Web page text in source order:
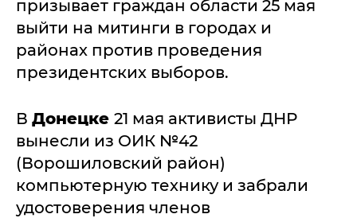
призывает граждан области 25 мая
выйти на митинги в городах и
районах против проведения
президентских выборов.
В Донецке 21 мая активисты ДНР
вынесли из ОИК №42
(Ворошиловский район)
компьютерную технику и забрали
удостоверения членов